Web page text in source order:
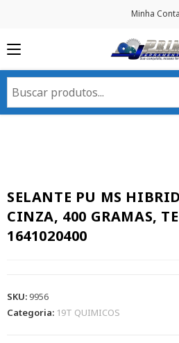
Minha Conta
SELANTE PU MS
CINZA, 400 GRAMAS,
1641020400
SKU:9956
Categoria: 19T QUIMICOS